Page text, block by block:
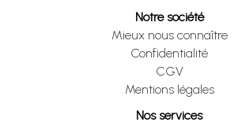
Notre société
Mieux nous connaître
Confidentialité
CGV
Mentions légales
Nos services